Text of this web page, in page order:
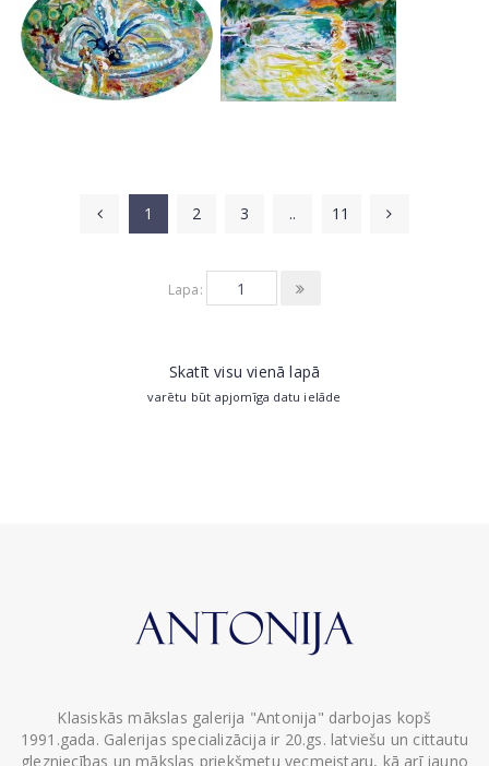
1 2 3 .. 11
Lapa:
Skatīt visu vienā lapā
varētu būt apjomīga datu ielāde
Klasiskās mākslas galerija "Antonija" darbojas kopš
1991.gada. Galerijas specializācija ir 20.gs. latviešu un cittautu
glezniecības un mākslas priekšmetu vecmeistaru, kā arī jauno